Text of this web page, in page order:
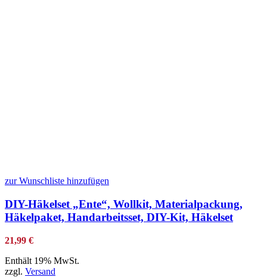
zur Wunschliste hinzufügen
DIY-Häkelset „Ente“, Wollkit, Materialpackung,
Häkelpaket, Handarbeitsset, DIY-Kit, Häkelset
21,99 €
Enthält 19% MwSt.
zzgl. Versand